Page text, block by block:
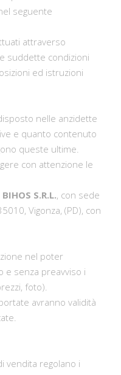
seguente
attraverso
suddette condizioni
ed istruzioni
nelle anzidette
e quanto contenuto
queste ultime.
con attenzione le
BIHOS S.R.L., con sede
Vigonza, (PD), con
nel poter
e senza preavviso i
foto).
avranno validità
vendita regolano i